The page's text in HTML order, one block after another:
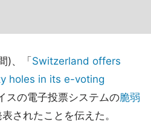
)、「 Switzerland offers
holes in its e-voting
スの電子投票システムの脆弱
されたことを伝えた。